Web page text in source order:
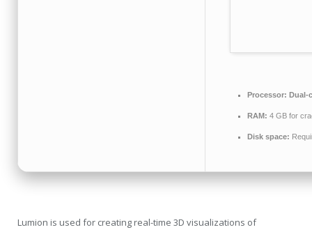
Processor: Dual-
RAM: 4 GB for
Disk space:
Lumion is used for creating real-time 3D visualizations of